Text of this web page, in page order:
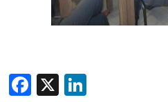
F X